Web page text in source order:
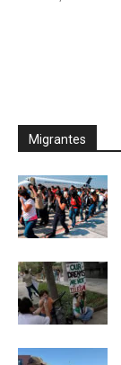
Migrantes